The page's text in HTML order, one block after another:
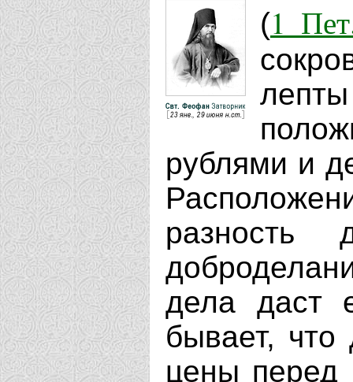
(1
рублями и
разность
дела даст
бывает,
цены перед